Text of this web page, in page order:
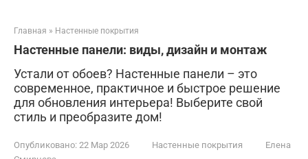
Главная » Настенные покрытия
Настенные панели: виды, дизайн и монтаж
Устали от обоев? Настенные панели – это
современное, практичное и быстрое решение
для обновления интерьера! Выберите свой
стиль и преобразите дом!
Опубликовано: 22 Мар 2026 Настенные покрытия
Елена